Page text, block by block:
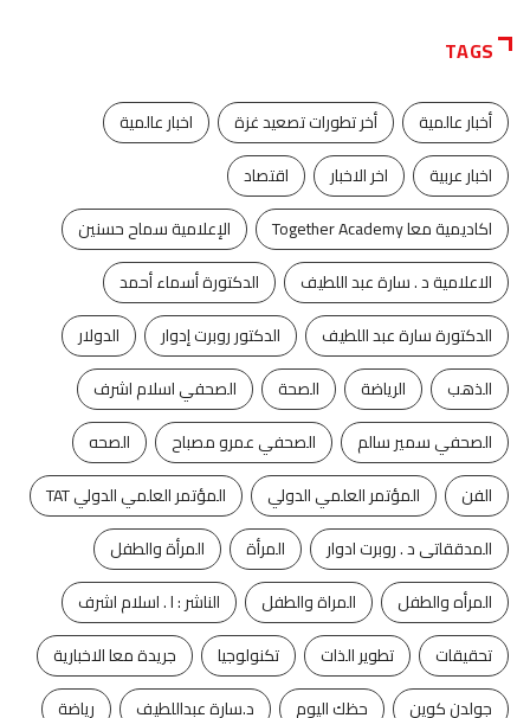
TAGS
أخبار عالمية أخر تطورات تصعيد غزة
اخبار عالمية
اخبار عربية
اخر الاخبار
اقتصاد
اكاديمية معا Together Academy
الإعلامية سماح حسنين
الاعلامية د . سارة عبد اللطيف
الدكتورة أسماء أحمد
الدكتورة سارة عبد اللطيف
الدكتور روبرت إدوار
الدولار
الذهب
الرياضة الصحة
الصحفي اسلام اشرف
الصحفي سمير سالم
الصحفي عمرو مصباح
الصحه
الفن
المؤتمر العلمي الدولي
المؤتمر العلمي الدولي TAT
المدققاتى د . روبرت ادوار
المرأة
المرأة والطفل
المرأه والطفل
المراة والطفل
الناشر : ا . اسلام اشرف
تحقيقات
تطوير الذات تكنولوجيا
جريدة معا الاخبارية
جولدن كوين
حظك اليوم د.سارة عبداللطيف رياضة